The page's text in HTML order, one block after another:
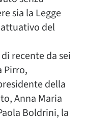
sia la Legge
del
recente da sei
Pirro,
della
Anna Maria
Boldrini, la